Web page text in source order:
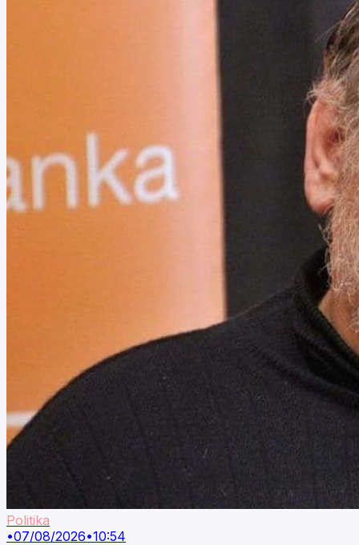
Politika
•07/08/2026•10:54